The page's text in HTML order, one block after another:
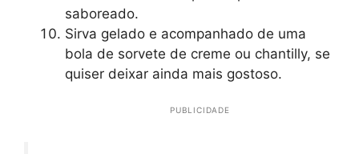
saboreado.
Sirva gelado e acompanhado de uma
bola de sorvete de creme ou chantilly, se
quiser deixar ainda mais gostoso.
PUBLICIDADE